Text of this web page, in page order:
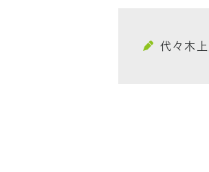
代々木